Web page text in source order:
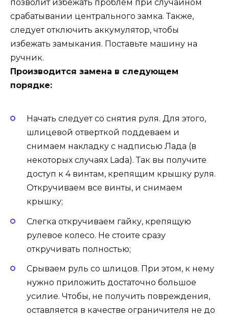
позволит избежать проблем при случайном
срабатывании центрального замка. Также,
следует отключить аккумулятор, чтобы
избежать замыкания. Поставьте машину на
ручник.
Производится замена в следующем
порядке:
Начать следует со снятия руля. Для этого,
шлицевой отверткой поддеваем и
снимаем накладку с надписью Лада (в
некоторых случаях Lada). Так вы получите
доступ к 4 винтам, крепящим крышку руля.
Откручиваем все винты, и снимаем
крышку;
Слегка откручиваем гайку, крепящую
рулевое колесо. Не стоите сразу
откручивать полностью;
Срываем руль со шлицов. При этом, к нему
нужно приложить достаточно большое
усилие. Чтобы, не получить повреждения,
оставляется в качестве ограничителя не до